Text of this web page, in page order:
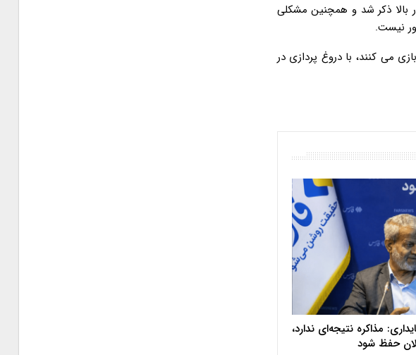
بالا ذکر شد و همچنین مشکلی
نیست.
می کنند، با دروغ پردازی در
مذاکره نتیجه‌ای ندارد،
حفظ شود